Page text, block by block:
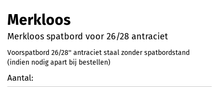
Merkloos
Merkloos spatbord voor 26/28 antraciet
Voorspatbord 26/28'' antraciet staal zonder spatbordstand
(indien nodig apart bij bestellen)
Aantal: